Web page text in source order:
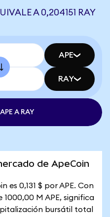
A 0,204151 RAY
APE
RAY
A RAY
de ApeCoin
es 0,131 $ por APE. Con
M APE, significa
bursátil total